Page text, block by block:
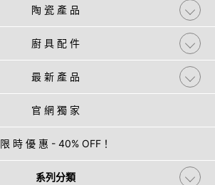
陶 瓷 產 品
廚 具 配 件
最 新 產 品
官 網 獨 家
限 時 優 惠 - 40% OFF！
系列分類